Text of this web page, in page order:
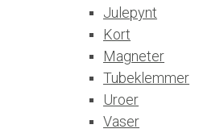
Julepynt
Kort
Magneter
Tubeklemmer
Uroer
Vaser